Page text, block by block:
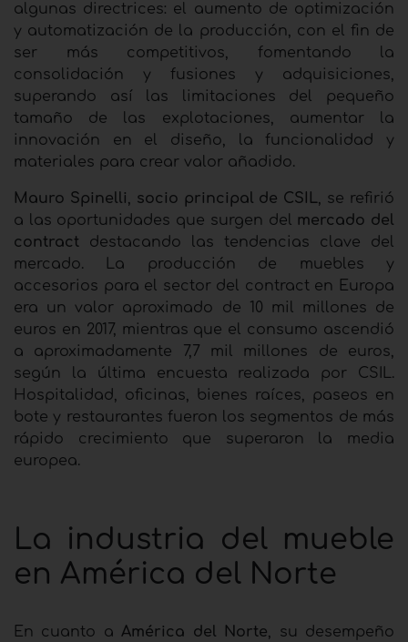
algunas directrices: el aumento de optimización
y automatización de la producción, con el fin de
ser más competitivos, fomentando la
consolidación y fusiones y adquisiciones,
superando así las limitaciones del pequeño
tamaño de las explotaciones, aumentar la
innovación en el diseño, la funcionalidad y
materiales para crear valor añadido.
Mauro Spinelli, socio principal de CSIL, se refirió
a las oportunidades que surgen del mercado del
contract destacando las tendencias clave del
mercado. La producción de muebles y
accesorios para el sector del contract en Europa
era un valor aproximado de 10 mil millones de
euros en 2017, mientras que el consumo ascendió
a aproximadamente 7,7 mil millones de euros,
según la última encuesta realizada por CSIL.
Hospitalidad, oficinas, bienes raíces, paseos en
bote y restaurantes fueron los segmentos de más
rápido crecimiento que superaron la media
europea.
La industria del mueble
en América del Norte
En cuanto aAmérica del Norte, su desempeño